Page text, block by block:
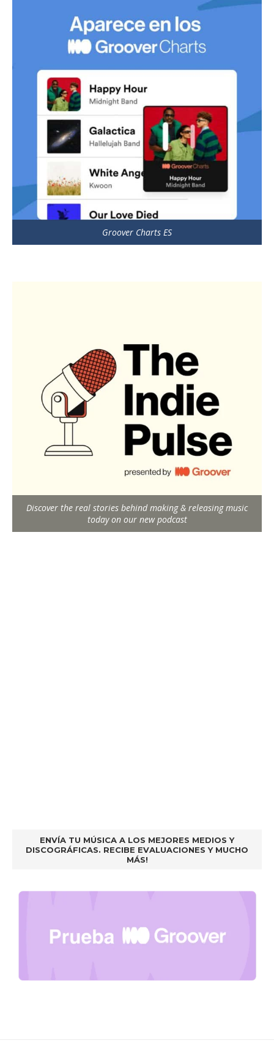
Groover Charts ES
Discover the real stories behind making & releasing music
today on our new podcast
ENVÍA TU MÚSICA A LOS MEJORES MEDIOS Y
DISCOGRÁFICAS. RECIBE EVALUACIONES Y MUCHO
MÁS!